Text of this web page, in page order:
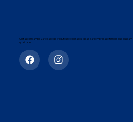
Cestas com ampla variedade de produtos selecionados, ideais para empresas e famílias que
qualidade.